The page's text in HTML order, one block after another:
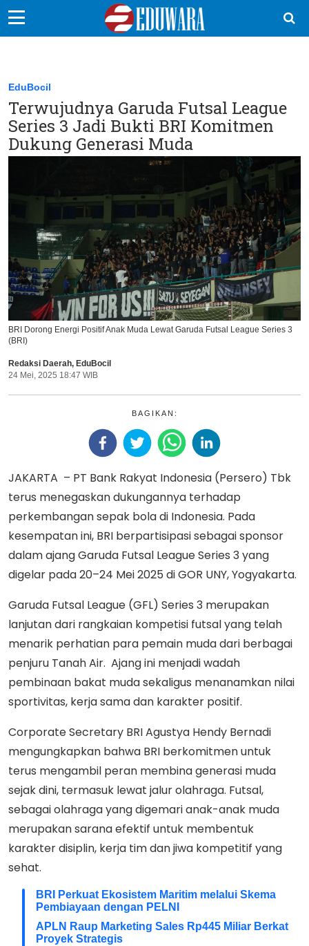
Sekolah Kita
Vokasi
Kampus
Idea
Ikuti Kami di:
EduBocil
Terwujudnya Garuda Futsal League
Series 3 Jadi Bukti BRI Komitmen
Dukung Generasi Muda
BRI Dorong Energi Positif Anak Muda Lewat Garuda Futsal League Series 3
(BRI)
Redaksi Daerah, EduBocil
24 Mei, 2025 18:47 WIB
BAGIKAN:
JAKARTA – PT Bank Rakyat Indonesia (Persero) Tbk
terus menegaskan dukungannya terhadap
perkembangan sepak bola di Indonesia. Pada
kesempatan ini, BRI berpartisipasi sebagai sponsor
dalam ajang Garuda Futsal League Series 3 yang
digelar pada 20–24 Mei 2025 di GOR UNY, Yogyakarta.
Garuda Futsal League (GFL) Series 3 merupakan
lanjutan dari rangkaian kompetisi futsal yang telah
menarik perhatian para pemain muda dari berbagai
penjuru Tanah Air. Ajang ini menjadi wadah
pembinaan bakat muda sekaligus menanamkan nilai
sportivitas, kerja sama dan karakter positif.
Corporate Secretary BRI Agustya Hendy Bernadi
mengungkapkan bahwa BRI berkomitmen untuk
terus mengambil peran membina generasi muda
sejak dini, termasuk lewat jalur olahraga. Futsal,
sebagai olahraga yang digemari anak-anak muda
merupakan sarana efektif untuk membentuk
karakter disiplin, kerja tim dan jiwa kompetitif yang
sehat.
BRI Perkuat Ekosistem Maritim melalui Skema
Pembiayaan dengan PELNI
APLN Raup Marketing Sales Rp445 Miliar Berkat
Proyek Strategis